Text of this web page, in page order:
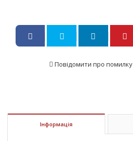
Повідомити про помилку
Інформація